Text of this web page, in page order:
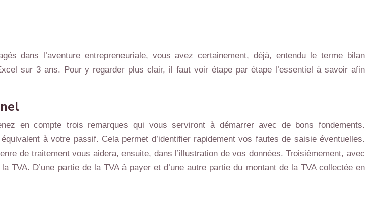
dans l’aventure entrepreneuriale, vous avez certainement, déjà, entendu le terme bilan
sur 3 ans. Pour y regarder plus clair, il faut voir étape par étape l’essentiel à savoir afin
en compte trois remarques qui vous serviront à démarrer avec de bons fondements.
à votre passif. Cela permet d’identifier rapidement vos fautes de saisie éventuelles.
de traitement vous aidera, ensuite, dans l’illustration de vos données. Troisièmement, avec
D’une partie de la TVA à payer et d’une autre partie du montant de la TVA collectée en